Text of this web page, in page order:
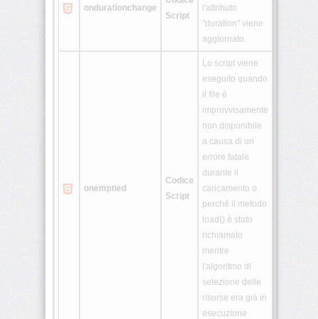
ondurationchange
Script
l'attributo
"duration" viene
aggiornato.
onemptied
Codice
Script
Lo script viene
eseguito quando
il file è
improvvisamente
non disponibile
a causa di un
errore fatale
durante il
caricamento o
perché il metodo
load() è stato
richiamato
mentre
l'algoritmo di
selezione delle
risorse era già in
esecuzione